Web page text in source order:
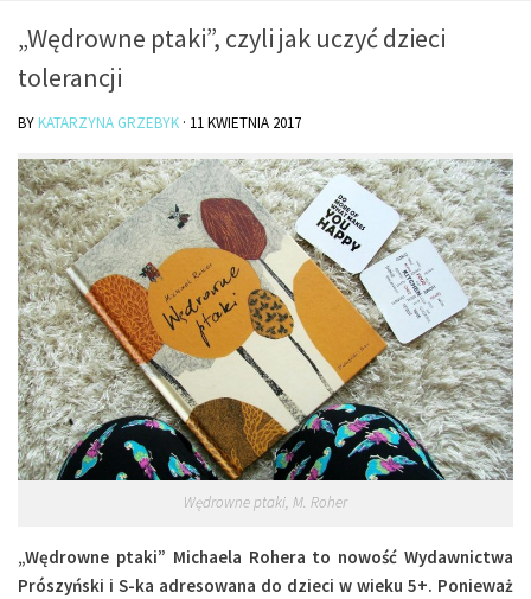
Czytam
Jestem
Jestem kobietą
Jestem dziennikarką
Jestem blogerką
Jestem panią domu
Książki dla dzieci
Poza tym
Lifestyle
Wydarzenia
„Wędrowne ptaki”, czyli jak uczyć dzieci
tolerancji
BY KATARZYNA GRZEBYK · 11 KWIETNIA 2017
Wędrowne ptaki, M. Roher
„Wędrowne ptaki” Michaela Rohera to nowość Wydawnictwa
Prószyński i S-ka adresowana do dzieci w wieku 5+. Ponieważ